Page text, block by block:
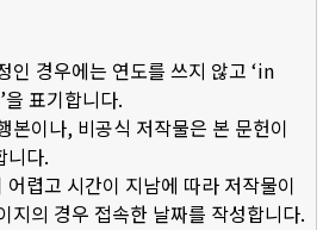
인 경우에는 연도를 쓰지 않고 ‘in
을 표기합니다.
본이나, 비공식 저작물은 본 문헌이
니다.
렵고 시간이 지남에 따라 저작물이
지의 경우 접속한 날짜를 작성합니다.